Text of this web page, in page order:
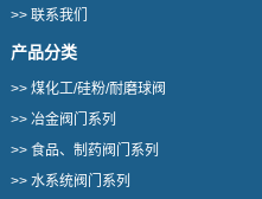
>> 联系我们
产品分类
>> 煤化工/硅粉/耐磨球阀
>> 冶金阀门系列
>> 食品、制药阀门系列
>> 水系统阀门系列